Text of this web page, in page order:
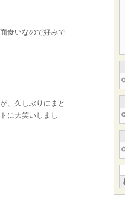
食いなので好みで
、久しぶりにまと
に大笑いしまし